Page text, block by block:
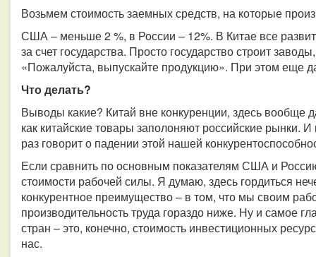
Возьмем стоимость заемных средств, на которые
США – меньше 2 %, в России – 12%. В Китае все
за счет государства. Просто государство строит
«Пожалуйста, выпускайте продукцию». При этом еще
Что делать?
Выводы какие? Китай вне конкуренции, здесь вообще
как китайские товары заполоняют российские рынки. И
раз говорит о падении этой нашей
Если сравнить по основным показателям США и
стоимости рабочей силы. Я думаю, здесь гордиться
конкурентное преимущество – в том, что мы своим
производительность труда гораздо ниже. Ну и самое
стран – это, конечно, стоимость инвестиционных
нас.